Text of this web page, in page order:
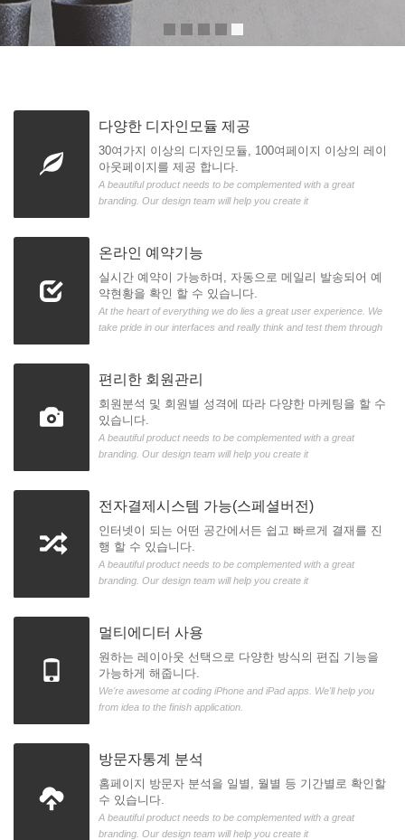
다양한 디자인모듈 제공
30여가지 이상의 디자인모듈, 100여페이지 이상의 레이
아웃페이지를 제공 합니다.
A beautiful product needs to be complemented with a great
branding. Our design team will help you create it
온라인 예약기능
실시간 예약이 가능하며, 자동으로 메일리 발송되어 예
약현황을 확인 할 수 있습니다.
At the heart of everything we do lies a great user experience. We
take pride in our interfaces and really think and test them through
편리한 회원관리
회원분석 및 회원별 성격에 따라 다양한 마케팅을 할 수
있습니다.
A beautiful product needs to be complemented with a great
branding. Our design team will help you create it
전자결제시스템 가능(스페셜버전)
인터넷이 되는 어떤 공간에서든 쉽고 빠르게 결재를 진
행 할 수 있습니다.
A beautiful product needs to be complemented with a great
branding. Our design team will help you create it
멀티에디터 사용
원하는 레이아웃 선택으로 다양한 방식의 편집 기능을
가능하게 해줍니다.
We're awesome at coding iPhone and iPad apps. We'll help you
from idea to the finish application.
방문자통계 분석
홈페이지 방문자 분석을 일별, 월별 등 기간별로 확인할
수 있습니다.
A beautiful product needs to be complemented with a great
branding. Our design team will help you create it